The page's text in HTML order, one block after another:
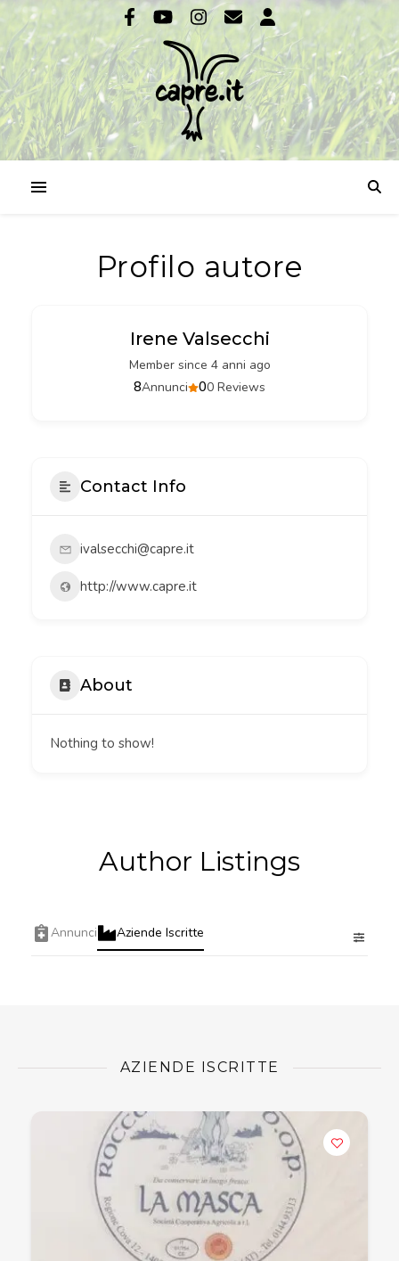
Profilo autore
Irene Valsecchi
Member since 4 anni ago
00 Reviews
8Annunci
Contact Info
ivalsecchi@capre.it
http://www.capre.it
About
Nothing to show!
Author Listings
Annunci Aziende Iscritte
AZIENDE ISCRITTE